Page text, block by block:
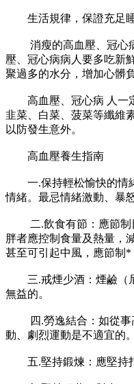
生活規律，保證充足睡
消瘦的高血壓、冠心病
壓、冠心病病人要多吃新
聚過多的水分，增加心髒
高血壓、冠心病 人一定
韭菜、白菜、菠菜等纖維
以防發生意外。
高血壓養生指南
一.保持輕松愉快的情緒
情緒。最忌情緒激動、暴
二.飲食有節：應節制日
胖者應控制食量及熱量，
甚至可引起中風，應節制*
三.戒煙少酒：煙鹼（尼
無益的。
四.勞逸結合：如從事高
動、劇烈運動是不適宜的
五.堅持鍛煉：應堅持打